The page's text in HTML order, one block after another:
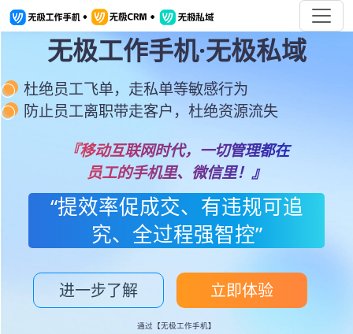
无极工作手机·无极私域
杜绝员工飞单，走私单等敏感行为
防止员工离职带走客户，杜绝资源流失
『移动互联网时代，一切管理都在
员工的手机里、微信里！』
“提效率促成交、有违规可追
究、全过程强智控”
进一步了解 立即体验
通过【无极工作手机】